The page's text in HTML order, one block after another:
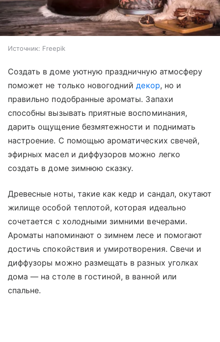
Источник: Freepik
Создать в доме уютную праздничную атмосферу
поможет не только новогоднийдекор, но и
правильно подобранные ароматы. Запахи
способны вызывать приятные воспоминания,
дарить ощущение безмятежности и поднимать
настроение. С помощью ароматических свечей,
эфирных масел и диффузоров можно легко
создать в доме зимнюю сказку.
Древесные ноты, такие как кедр и сандал, окутают
жилище особой теплотой, которая идеально
сочетается с холодными зимними вечерами.
Ароматы напоминают о зимнем лесе и помогают
достичь спокойствия и умиротворения. Свечи и
диффузоры можно размещать в разных уголках
дома — на столе в гостиной, в ванной или
спальне.